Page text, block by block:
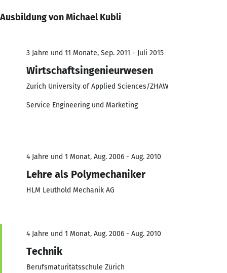
Ausbildung von Michael Kubli
3 Jahre und 11 Monate, Sep. 2011 - Juli 2015
Wirtschaftsingenieurwesen
Zurich University of Applied Sciences/ZHAW
Service Engineering und Marketing
4 Jahre und 1 Monat, Aug. 2006 - Aug. 2010
Lehre als Polymechaniker
HLM Leuthold Mechanik AG
4 Jahre und 1 Monat, Aug. 2006 - Aug. 2010
Technik
Berufsmaturitätsschule Zürich